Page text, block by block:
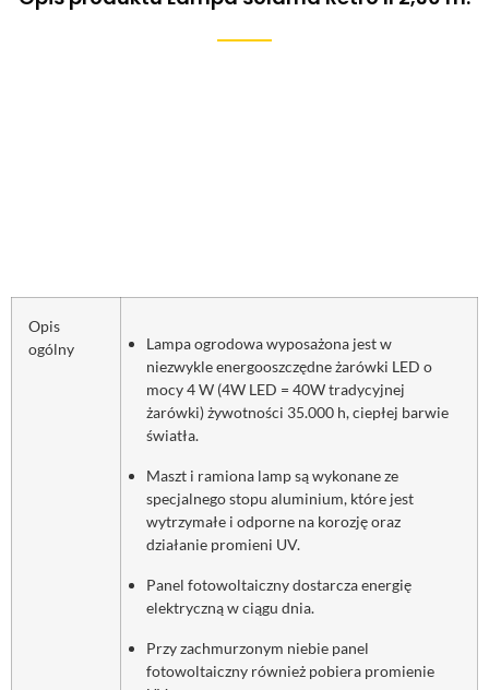
Opis
ogólny
Lampa ogrodowa wyposażona jest w
niezwykle energooszczędne żarówki LED o
mocy 4 W (4W LED = 40W tradycyjnej
żarówki) żywotności 35.000 h, ciepłej barwie
światła.
Maszt i ramiona lamp są wykonane ze
specjalnego stopu aluminium, które jest
wytrzymałe i odporne na korozję oraz
działanie promieni UV.
Panel fotowoltaiczny dostarcza energię
elektryczną w ciągu dnia.
Przy zachmurzonym niebie panel
fotowoltaiczny również pobiera promienie